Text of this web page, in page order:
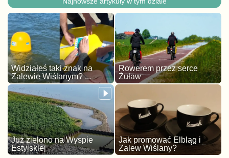
Widziałeś taki znak na
Zalewie Wiślanym? ...
Rowerem przez serce
Żuław
Już zielono na Wyspie
Estyjskiej
Jak promować Elbląg i
Zalew Wiślany?